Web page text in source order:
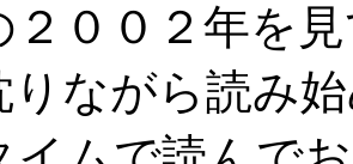
２００２年を
りながら読み